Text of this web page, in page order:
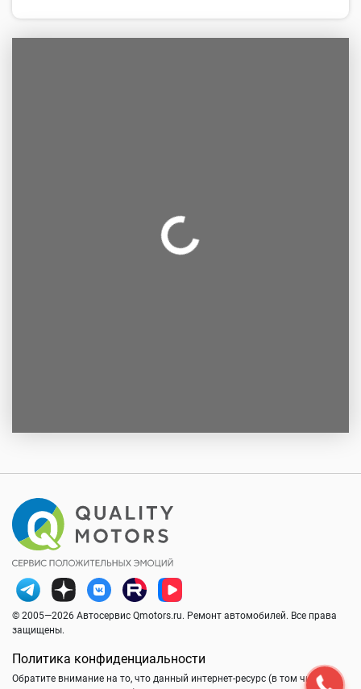
© 2005—2026 Автосервис Qmotors.ru. Ремонт автомобилей. Все права
защищены.
Политика конфиденциальности
Обратите внимание на то, что данный интернет-ресурс (в том числе